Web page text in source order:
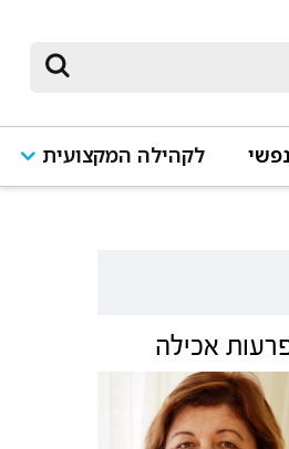
לקהילה המקצועית
אכילה